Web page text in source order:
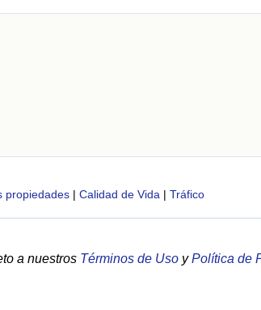
propiedades | Calidad de Vida | Tráfico
a nuestros Términos de Uso yPolítica de